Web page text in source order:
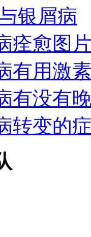
银屑病
痊愈图片
有用激
有没有
转变的